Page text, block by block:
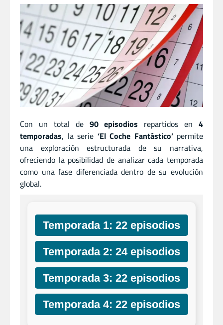
Con un total de 90 episodios repartidos en 4
temporadas, la serie ‘El Coche Fantástico’permite
una exploración estructurada de su narrativa,
ofreciendo la posibilidad de analizar cada temporada
como una fase diferenciada dentro de su evolución
global.
Temporada 1: 22 episodios
Temporada 2: 24 episodios
Temporada 3: 22 episodios
Temporada 4: 22 episodios